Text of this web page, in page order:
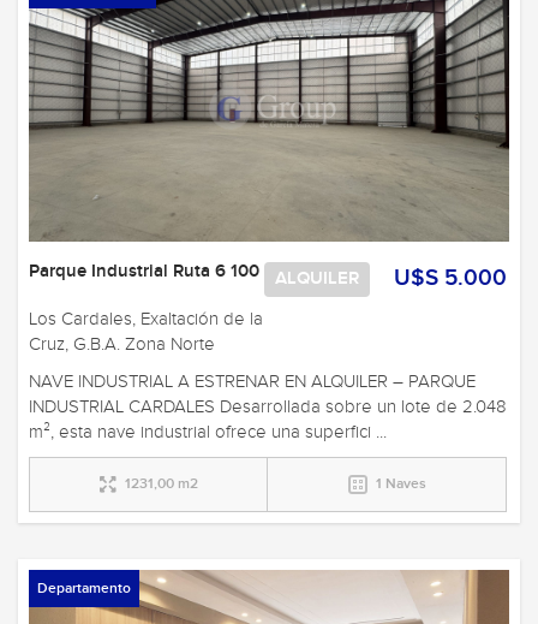
U$S 5.000
ALQUILER
Parque Industrial Ruta 6 100
Los Cardales, Exaltación de la
Cruz, G.B.A. Zona Norte
NAVE INDUSTRIAL A ESTRENAR EN ALQUILER – PARQUE
INDUSTRIAL CARDALES Desarrollada sobre un lote de 2.048
m², esta nave industrial ofrece una superfici ...
1231,00 m2 1 Naves
Departamento